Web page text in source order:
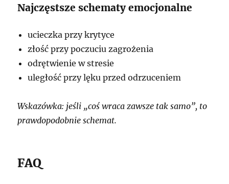
Najczęstsze schematy emocjonalne
ucieczka przy krytyce
złość przy poczuciu zagrożenia
odrętwienie w stresie
uległość przy lęku przed odrzuceniem
Wskazówka: jeśli „coś wraca zawsze tak samo”, to
prawdopodobnie schemat.
FAQ